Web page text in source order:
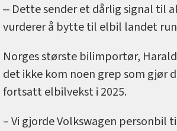
‒ Dette sender et dårlig signal til
vurderer å bytte til elbil landet
Norges største bilimportør,
det ikke kom noen grep som gjør
fortsatt elbilvekst i 2025.
– Vi gjorde Volkswagen personbil